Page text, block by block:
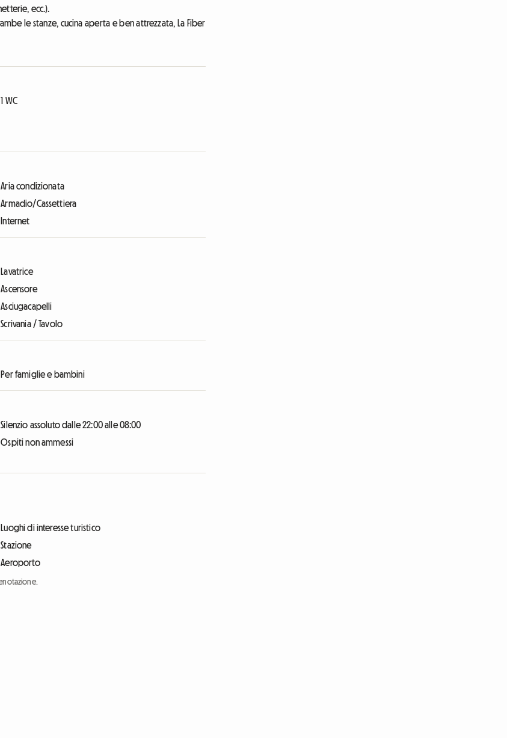
ecc.).
le stanze, cucina aperta e ben attrezzata, La Fiber
1 WC
Aria condizionata
Armadio/Cassettiera
Internet
Lavatrice
Ascensore
Asciugacapelli
Scrivania / Tavolo
Per famiglie e bambini
Silenzio assoluto dalle 22:00 alle 08:00
Ospiti non ammessi
Luoghi di interesse turistico
Stazione
Aeroporto